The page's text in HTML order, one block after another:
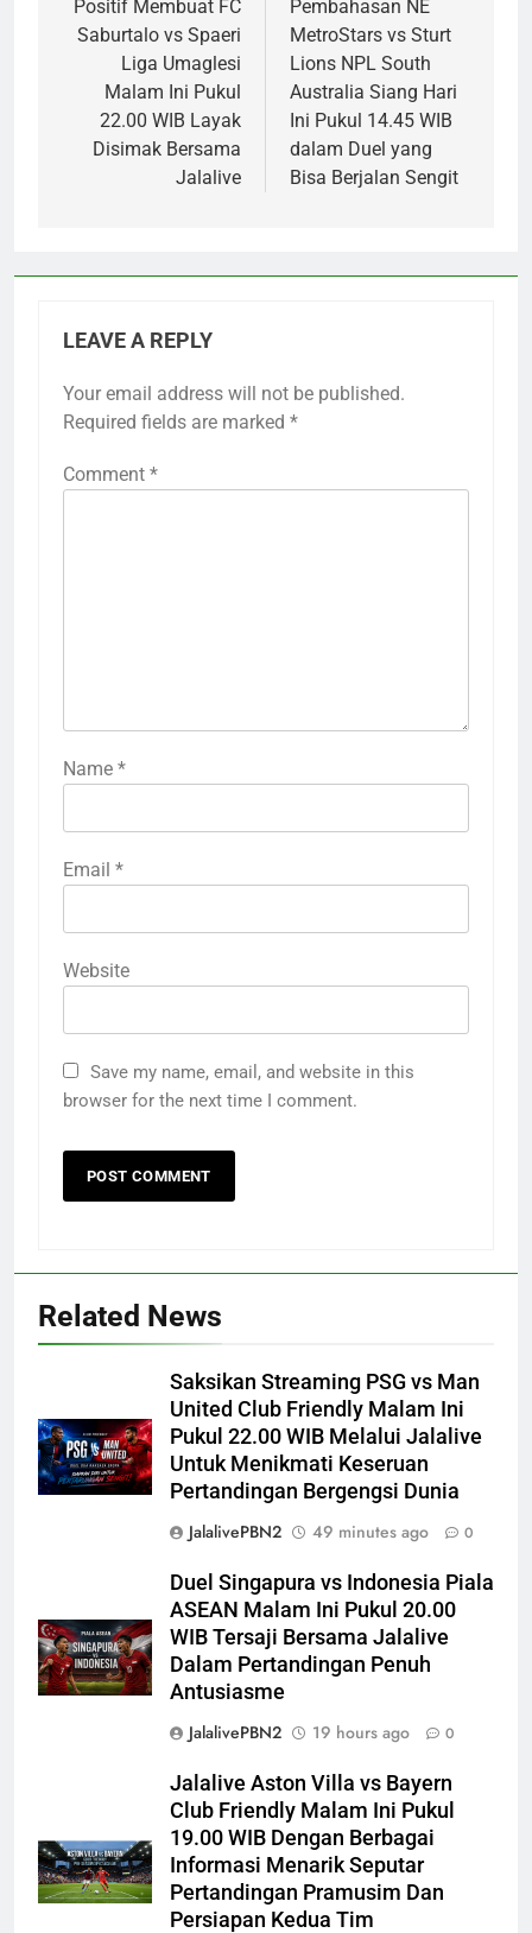
Positif Membuat FC
Saburtalo vs Spaeri
Liga Umaglesi
Malam Ini Pukul
22.00 WIB Layak
Disimak Bersama
Jalalive
Pembahasan NE
MetroStars vs Sturt
Lions NPL South
Australia Siang Hari
Ini Pukul 14.45 WIB
dalam Duel yang
Bisa Berjalan Sengit
LEAVE A REPLY
Your email address will not be published.
Required fields are marked *
Comment *
Name *
Email *
Website
Save my name, email, and website in this
browser for the next time I comment.
Related News
Saksikan Streaming PSG vs Man
United Club Friendly Malam Ini
Pukul 22.00 WIB Melalui Jalalive
Untuk Menikmati Keseruan
Pertandingan Bergengsi Dunia
JalalivePBN2
49 minutes ago 0
Duel Singapura vs Indonesia Piala
ASEAN Malam Ini Pukul 20.00
WIB Tersaji Bersama Jalalive
Dalam Pertandingan Penuh
Antusiasme
JalalivePBN2
19 hours ago 0
Jalalive Aston Villa vs Bayern
Club Friendly Malam Ini Pukul
19.00 WIB Dengan Berbagai
Informasi Menarik Seputar
Pertandingan Pramusim Dan
Persiapan Kedua Tim